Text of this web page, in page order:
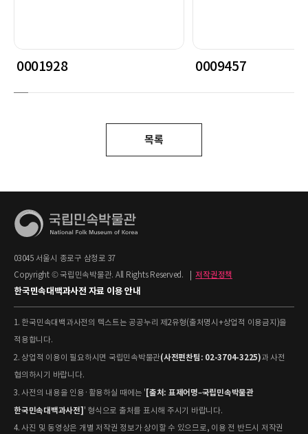
0001928 0009457
목록
03045 서울시 종로구 삼청로 37
Copyright © 국립민속박물관. All Rights Reserved.
저작권정책
한국민속대백과사전 자료 이용 안내
1. 한국민속대백과사전의 텍스트는 공공누리 제2유형(출처명시+상업적 이용금지)을
적용합니다.
2. 상업적 이용이 필요하시면 국립민속박물관(사전편찬팀: 02-3704-3225)과 사전
협의하시기 바랍니다.
3. 사전의 내용을 인용·활용하실 때에는 ' [출처: 표제어명–국립민속박물관
한국민속대백과사전] ' 형식으로 출처를 표시해 주시기 바랍니다.
4. 사진 및 동영상은 개별 저작권 정보가 상이할 수 있으므로, 이용 전 반드시 저작권